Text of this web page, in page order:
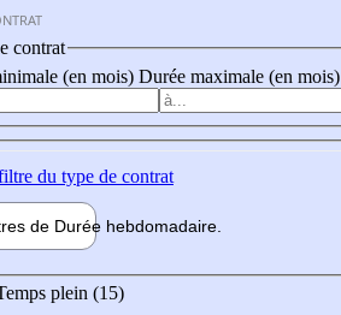
contrat
(en mois) Durée maximale (en mois)
du type de contrat
de Durée hebdomadaire
plein (15)